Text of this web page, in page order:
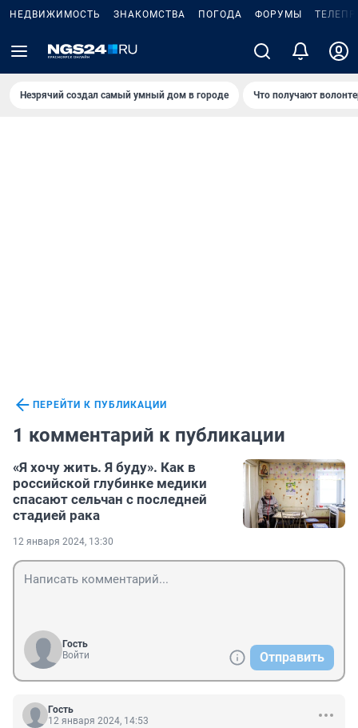
НЕДВИЖИМОСТЬ ЗНАКОМСТВА ПОГОДА ФОРУМЫ
Незрячий создал самый умный дом в городе Что получают
ПЕРЕЙТИ К ПУБЛИКАЦИИ
1 комментарий к публикации
«Я хочу жить. Я буду». Как в
российской глубинке медики
спасают сельчан с последней
стадией рака
12 января 2024, 13:30
Гость
Войти
Отправить
Гость
12 января 2024, 14:53